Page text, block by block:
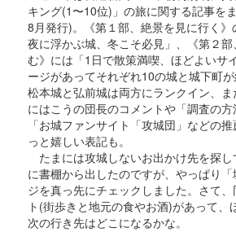
販売終了
2024年9月8日に開催された御城印合戦in
務局のブースにて委託販売された御城印
島原城 御城印 築城400年記念
ージョン
販売終了
今回は「祝い紅バージョン」となっており
キング(1〜10位)」の旅に関する記事を
8月発行)。《第１部、絶景を見に行く
夜に浮かぶ城、冬こそ必見」、《第２
む》には「1日で散策満喫、ほどよいサ
ージがあってそれぞれ10の城と城下町が
松本城と弘前城は両方にランクイン、
にはこうの団長のコメントや「調査の
「お城ファンサイト「攻城団」などの
っと嬉しい表記も。
たまには攻城しないお出かけ先を探し
に書棚から出したのですが、やっぱり
ジを真っ先にチェックしました。さて
ト(街歩きと地元の食やお酒)があって、
次の行き先はどこになるかな。